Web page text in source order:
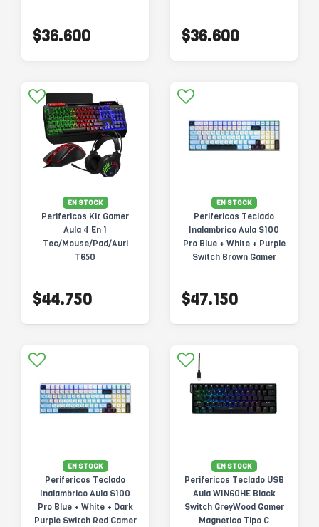
$36.600 $36.600
EN STOCK
Perifericos Kit Gamer
Aula 4 En 1
Tec/Mouse/Pad/Auri
T650
$44.750
EN STOCK
Perifericos Teclado
Inalambrico Aula S100
Pro Blue + White + Purple
Switch Brown Gamer
$47.150
EN STOCK
Perifericos Teclado
Inalambrico Aula S100
Pro Blue + White + Dark
Purple Switch Red Gamer
EN STOCK
Perifericos Teclado USB
Aula WIN60HE Black
Switch GreyWood Gamer
Magnetico Tipo C